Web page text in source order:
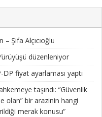
Şifa Alçıcıoğlu
düzenleniyor
fiyat ayarlaması yaptı
taşındı: “Güvenlik
olan” bir arazinin hangi
merak konusu”